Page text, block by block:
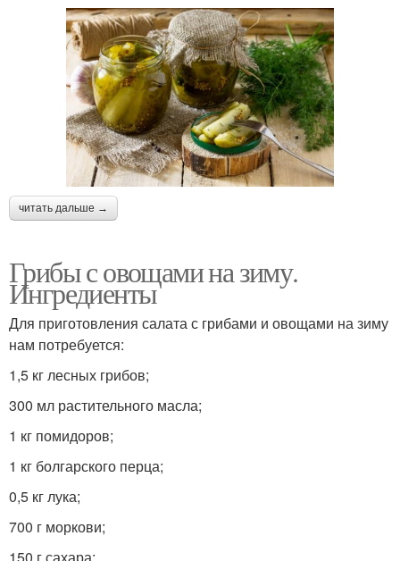
читать дальше →
Грибы с овощами на зиму.
Ингредиенты
Для приготовления салата с грибами и овощами на зиму
нам потребуется:
1,5 кг лесных грибов;
300 мл растительного масла;
1 кг помидоров;
1 кг болгарского перца;
0,5 кг лука;
700 г моркови;